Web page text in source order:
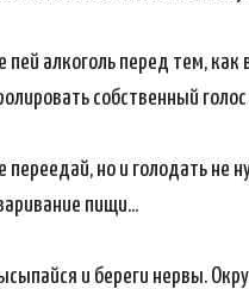
пей алкоголь перед тем,
собственный
переедай, но и голодать не
пищи...
и береги нервы.